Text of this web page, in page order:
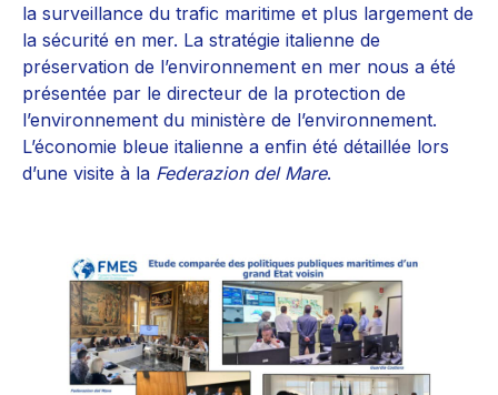
la surveillance du trafic maritime et plus largement de
la sécurité en mer. La stratégie italienne de
préservation de l’environnement en mer nous a été
présentée par le directeur de la protection de
l’environnement du ministère de l’environnement.
L’économie bleue italienne a enfin été détaillée lors
d’une visite à la Federazion del Mare.